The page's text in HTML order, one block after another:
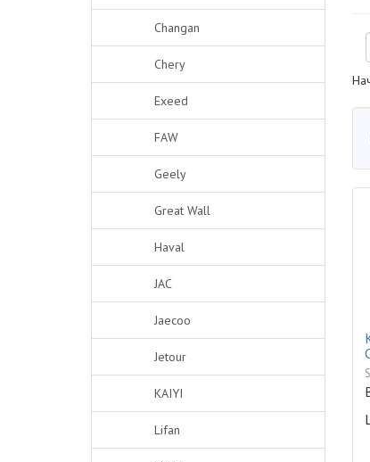
Changan
Chery
Exeed
FAW
Geely
Great Wall
Haval
JAC
Jaecoo
Jetour
KAIYI
Lifan